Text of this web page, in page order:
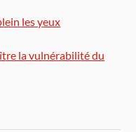
les yeux
la vulnérabilité du